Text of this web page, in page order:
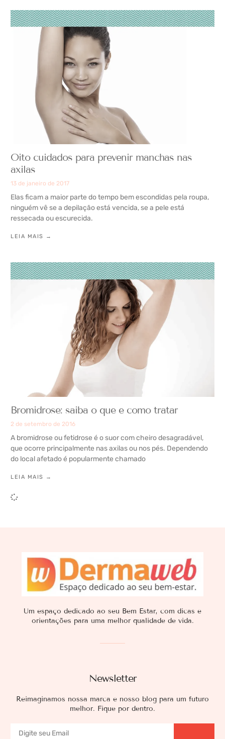
Oito cuidados para prevenir manchas nas
axilas
13 de janeiro de 2017
Elas ficam a maior parte do tempo bem escondidas pela roupa,
ninguém vê se a depilação está vencida, se a pele está
ressecada ou escurecida.
LEIA MAIS →
Bromidrose: saiba o que e como tratar
2 de setembro de 2016
A bromidrose ou fetidrose é o suor com cheiro desagradável,
que ocorre principalmente nas axilas ou nos pés. Dependendo
do local afetado é popularmente chamado
LEIA MAIS →
Newsletter
Reimaginamos nossa marca e nosso blog para um futuro
melhor. Fique por dentro.
Um espaço dedicado ao seu Bem Estar, com dicas e
orientações para uma melhor qualidade de vida.